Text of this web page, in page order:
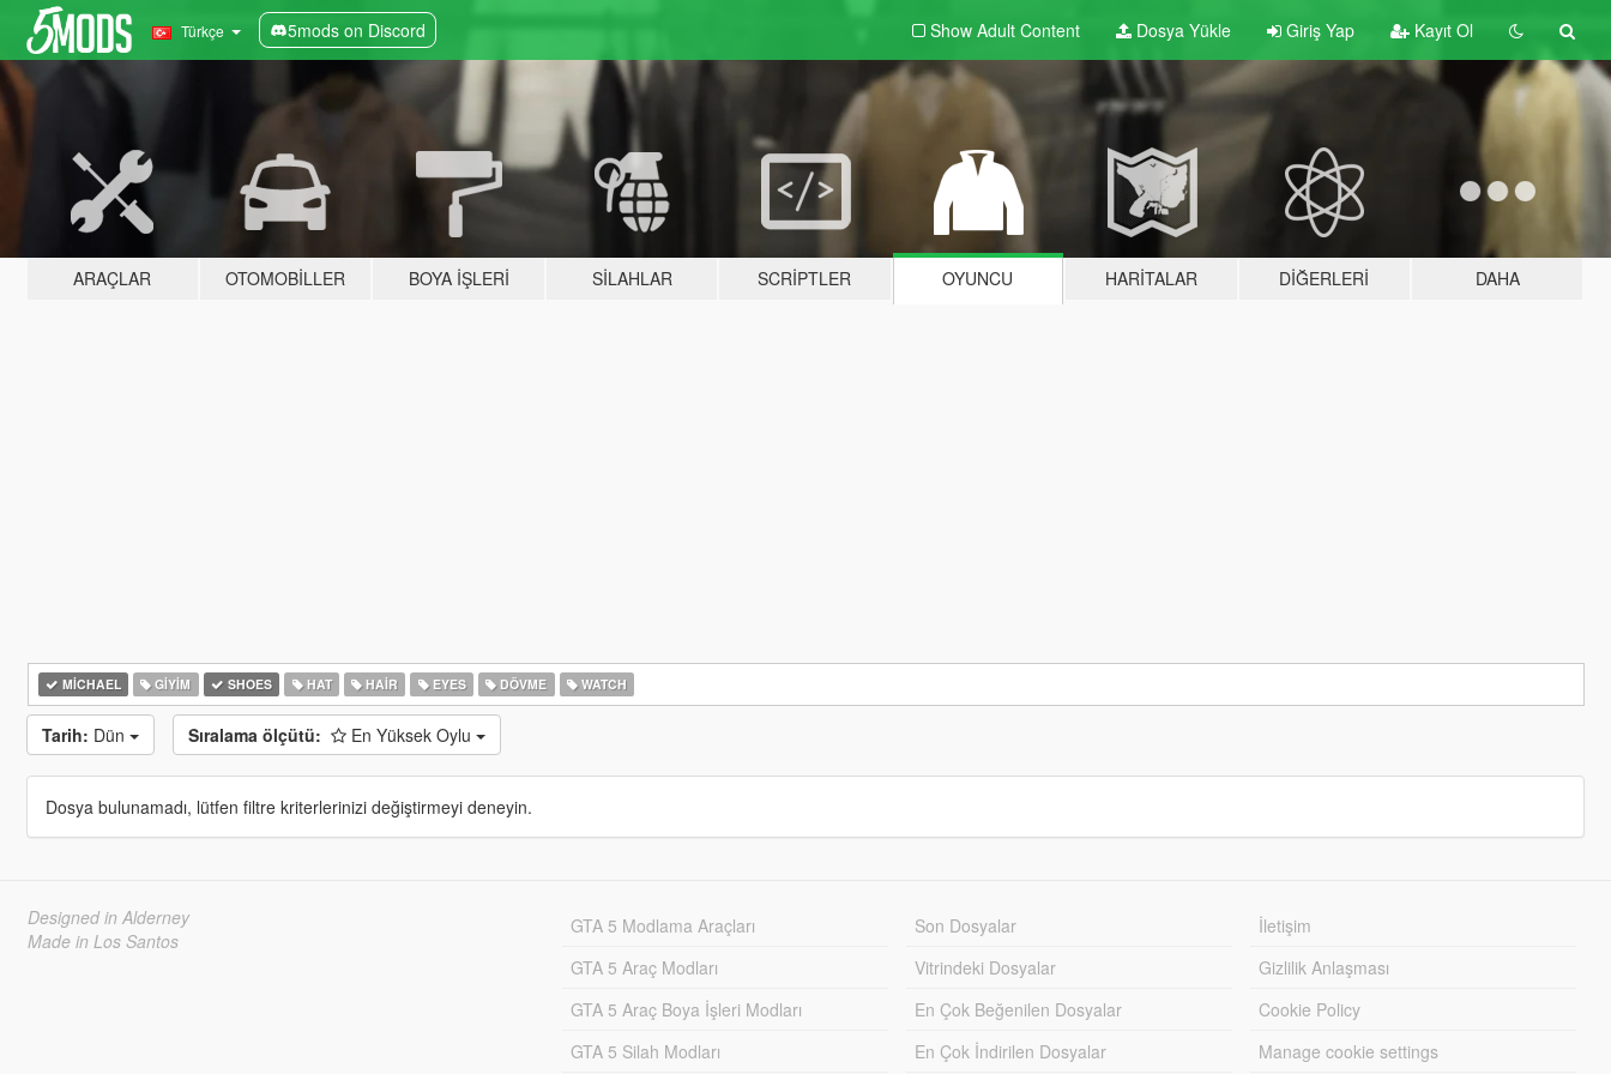
Türkçe 5mods on Discord Show Adult Content Dosya Yükle Giriş Yap Kayıt Ol
ARAÇLAR OTOMOBILLER BOYA İŞLERI SILAHLAR SCRIPTLER OYUNCU HARITALAR DIĞERLERI DAHA
MICHAEL GIYIM SHOES HAT HAIR EYES DÖVME WATCH
Tarih: Dün Sıralama ölçütü: En Yüksek Oylu
Dosya bulunamadı, lütfen filtre kriterlerinizi değiştirmeyi deneyin.
Designed in Alderney
Made in Los Santos
GTA 5 Modlama Araçları
GTA 5 Araç Modları
GTA 5 Araç Boya İşleri Modları
GTA 5 Silah Modları
Son Dosyalar
Vitrindeki Dosyalar
En Çok Beğenilen Dosyalar
En Çok İndirilen Dosyalar
İletişim
Gizlilik Anlaşması
Cookie Policy
Manage cookie settings